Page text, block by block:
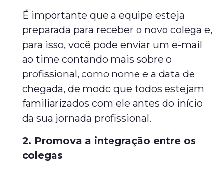
É importante que a equipe esteja
preparada para receber o novo colega e,
para isso, você pode enviar um e-mail
ao time contando mais sobre o
profissional, como nome e a data de
chegada, de modo que todos estejam
familiarizados com ele antes do início
da sua jornada profissional.
2. Promova a integração entre os
colegas